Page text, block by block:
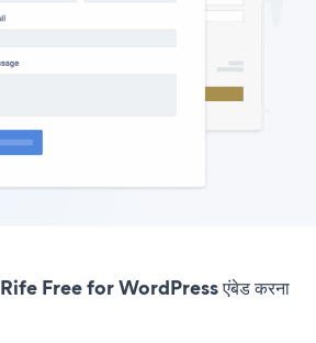
Free for WordPress एंबेड करना